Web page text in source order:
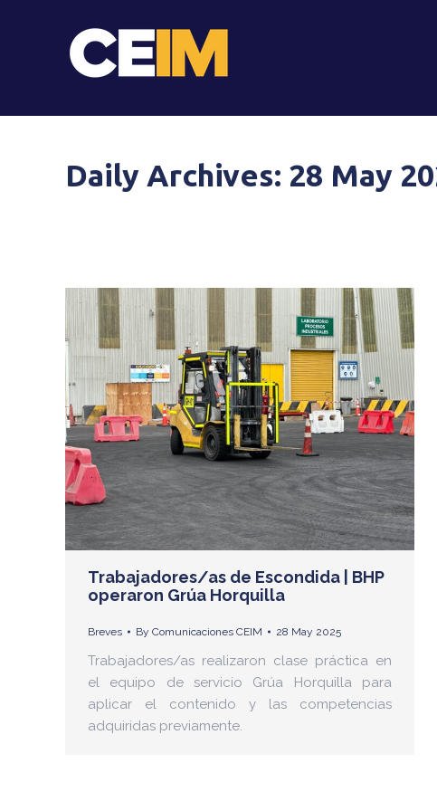
Daily Archives: 28 May
Trabajadores/as de Escondida | BHP
operaron Grúa Horquilla
Breves By Comunicaciones CEIM 28 May 2025
Trabajadores/as realizaron clase práctica en
el equipo de servicio Grúa Horquilla para
aplicar el contenido y las competencias
adquiridas previamente.